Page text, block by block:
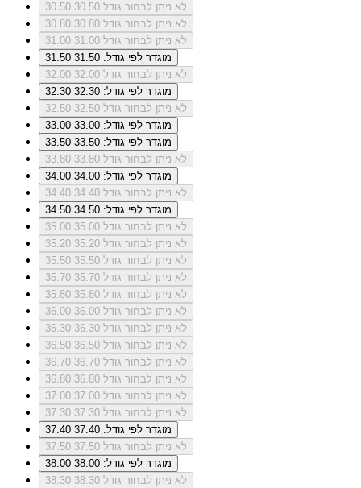
30.50
לא ניתן לבחור גודל 30.50
30.80
לא ניתן לבחור גודל 30.80
31.00
לא ניתן לבחור גודל 31.00
31.50
מוגדר לפי גודל: 31.50
32.00
לא ניתן לבחור גודל 32.00
32.30
מוגדר לפי גודל: 32.30
32.50
לא ניתן לבחור גודל 32.50
33.00
מוגדר לפי גודל: 33.00
33.50
מוגדר לפי גודל: 33.50
33.80
לא ניתן לבחור גודל 33.80
34.00
מוגדר לפי גודל: 34.00
34.40
לא ניתן לבחור גודל 34.40
34.50
מוגדר לפי גודל: 34.50
35.00
לא ניתן לבחור גודל 35.00
35.20
לא ניתן לבחור גודל 35.20
35.50
לא ניתן לבחור גודל 35.50
35.70
לא ניתן לבחור גודל 35.70
35.80
לא ניתן לבחור גודל 35.80
36.00
לא ניתן לבחור גודל 36.00
36.30
לא ניתן לבחור גודל 36.30
36.50
לא ניתן לבחור גודל 36.50
36.70
לא ניתן לבחור גודל 36.70
36.80
לא ניתן לבחור גודל 36.80
37.00
לא ניתן לבחור גודל 37.00
37.30
לא ניתן לבחור גודל 37.30
37.40
מוגדר לפי גודל: 37.40
37.50
לא ניתן לבחור גודל 37.50
38.00
מוגדר לפי גודל: 38.00
38.30
לא ניתן לבחור גודל 38.30